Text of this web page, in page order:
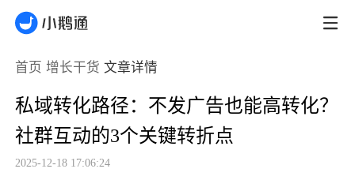
首页 增长干货 文章详情
私域转化路径：不发广告也能高转化？
社群互动的3个关键转折点
2025-12-18 17:06:24